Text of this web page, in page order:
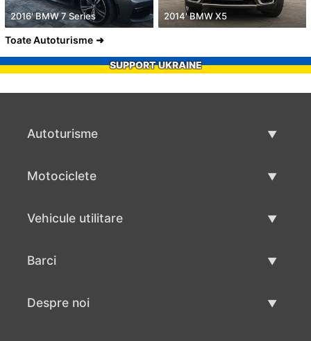
2016' BMW 7 Series 2014' BMW X5
Toate Autoturisme
SUPPORT UKRAINE
Autoturisme
Motociclete
Vehicule utilitare
Barci
Despre noi